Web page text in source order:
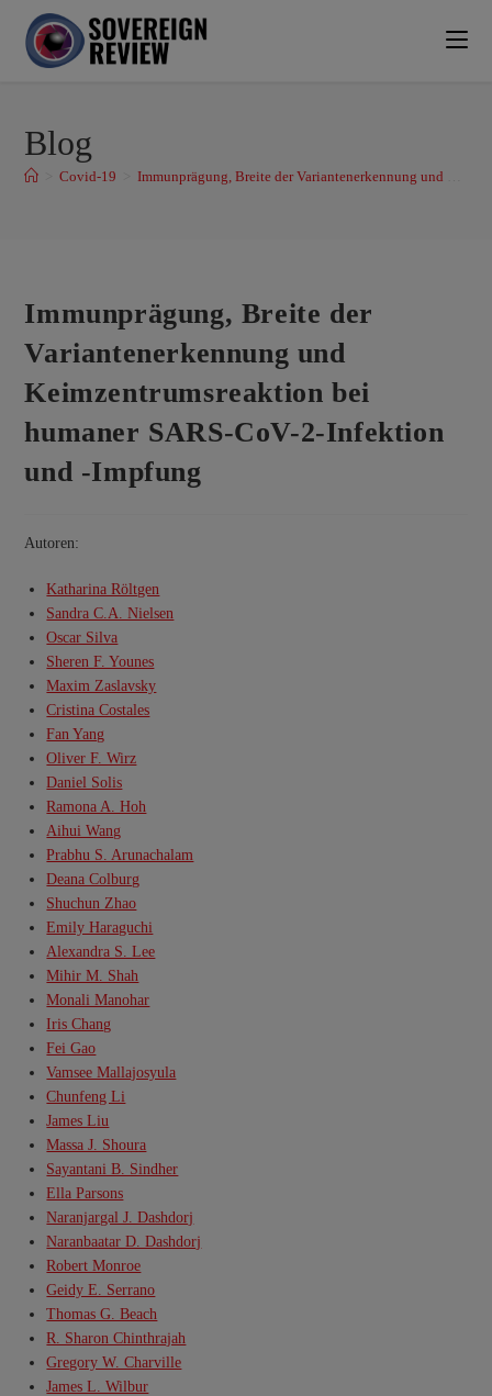
Blog
Covid-19
Immunprägung, Breite der
Variantenerkennung und
Keimzentrumsreaktion bei
humaner SARS-CoV-2-Infektion
und -Impfung
Autoren:
Katharina Röltgen
Sandra C.A. Nielsen
Oscar Silva
Sheren F. Younes
Maxim Zaslavsky
Cristina Costales
Fan Yang
Oliver F. Wirz
Daniel Solis
Ramona A. Hoh
Aihui Wang
Prabhu S. Arunachalam
Deana Colburg
Shuchun Zhao
Emily Haraguchi
Alexandra S. Lee
Mihir M. Shah
Monali Manohar
Iris Chang
Fei Gao
Vamsee Mallajosyula
Chunfeng Li
James Liu
Massa J. Shoura
Sayantani B. Sindher
Ella Parsons
Naranjargal J. Dashdorj
Naranbaatar D. Dashdorj
Robert Monroe
Geidy E. Serrano
Thomas G. Beach
R. Sharon Chinthrajah
Gregory W. Charville
James L. Wilbur